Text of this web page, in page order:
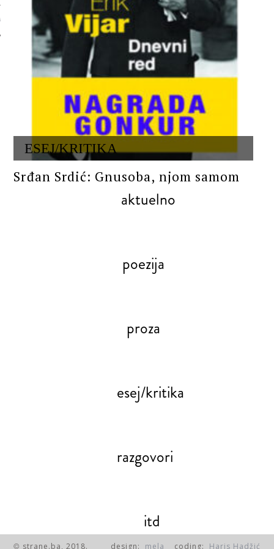
ESEJ/KRITIKA
Srđan Srdić: Gnusoba, njom samom
aktuelno
poezija
proza
esej/kritika
razgovori
itd
© strane.ba, 2018. design: mela coding: Haris Hadžić